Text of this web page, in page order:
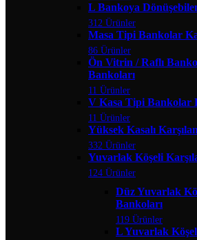
L Bankoya
312 Ürünler
Masa Tipi Bankolar
86 Ürünler
Ön Vitrin / Raflı
Bankoları
11 Ürünler
V Kasa Tipi Bankolar
11 Ürünler
Yüksek Kasalı
332 Ürünler
Yuvarlak Köşeli
124 Ürünler
Düz Yuvarlak
Bankoları
119 Ürünler
L Yuvarlak